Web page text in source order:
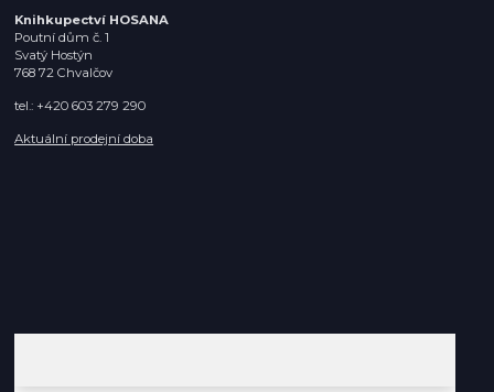
Knihkupectví HOSANA
Poutní dům č. 1
Svatý Hostýn
768 72 Chvalčov
tel.: +420 603 279 290
Aktuální prodejní doba